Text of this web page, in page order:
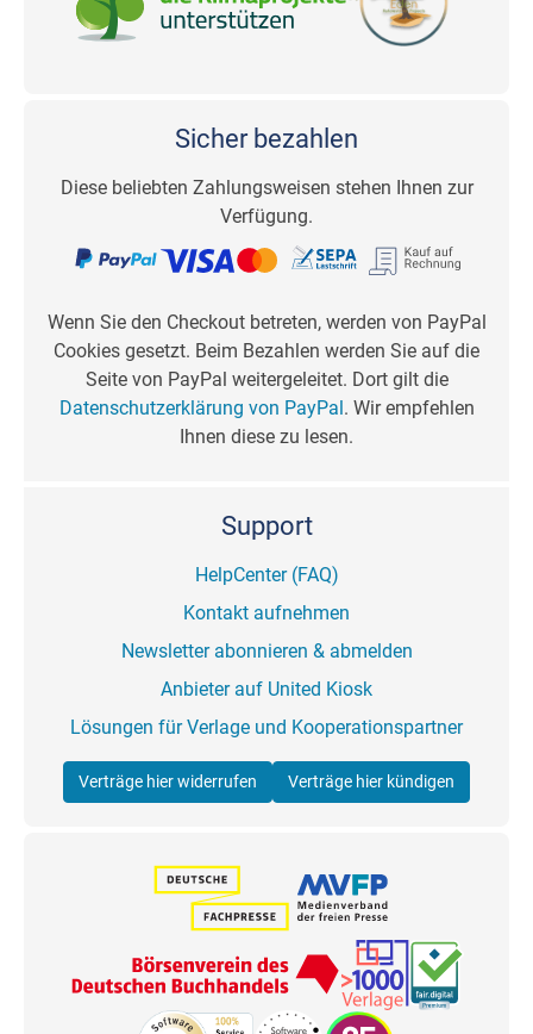
Sicher bezahlen
Diese beliebten Zahlungsweisen stehen Ihnen zur
Verfügung.
Wenn Sie den Checkout betreten, werden von PayPal
Cookies gesetzt. Beim Bezahlen werden Sie auf die
Seite von PayPal weitergeleitet. Dort gilt die
Datenschutzerklärung von PayPal. Wir empfehlen
Ihnen diese zu lesen.
Support
HelpCenter (FAQ)
Kontakt aufnehmen
Newsletter abonnieren & abmelden
Anbieter auf United Kiosk
Lösungen für Verlage und Kooperationspartner
Verträge hier widerrufen Verträge hier kündigen